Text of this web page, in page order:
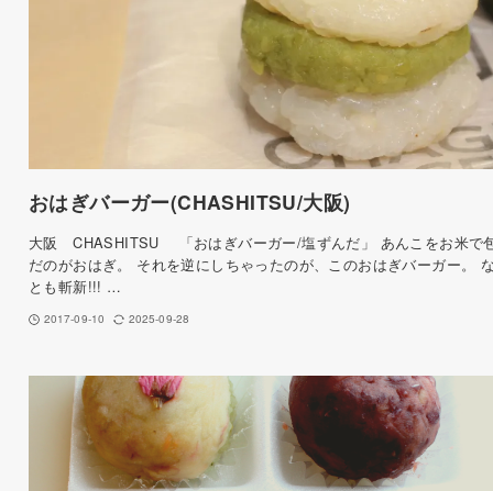
おはぎバーガー(CHASHITSU/大阪)
大阪 CHASHITSU 「おはぎバーガー/塩ずんだ」 あんこをお米で
だのがおはぎ。 それを逆にしちゃったのが、このおはぎバーガー。
とも斬新!!! …
2017-09-10 2025-09-28